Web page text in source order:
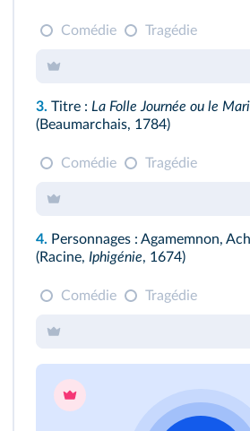
Comédie Tragédie
3. Titre : La Folle Journée ou le
(Beaumarchais, 1784)
Comédie Tragédie
4. Personnages : Agamemnon,
(Racine, Iphigénie, 1674)
Comédie Tragédie